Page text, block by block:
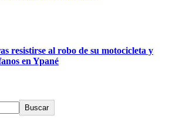
resistirse al robo de su motocicleta y
en Ypané
Buscar